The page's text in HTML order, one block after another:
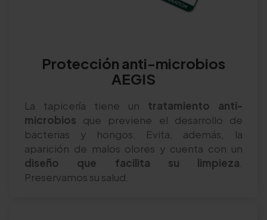
Protección anti-microbios
AEGIS
La tapicería tiene un tratamiento anti-
microbios que previene el desarrollo de
bacterias y hongos. Evita, además, la
aparición de malos olores y cuenta con un
diseño que facilita su limpieza
Preservamos su salud.